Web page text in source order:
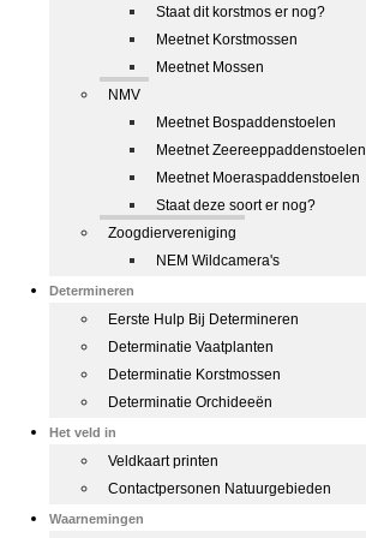
Staat dit korstmos er nog?
Meetnet Korstmossen
Meetnet Mossen
NMV
Meetnet Bospaddenstoelen
Meetnet Zeereeppaddenstoelen
Meetnet Moeraspaddenstoelen
Staat deze soort er nog?
Zoogdiervereniging
NEM Wildcamera's
Determineren
Eerste Hulp Bij Determineren
Determinatie Vaatplanten
Determinatie Korstmossen
Determinatie Orchideeën
Het veld in
Veldkaart printen
Contactpersonen Natuurgebieden
Waarnemingen